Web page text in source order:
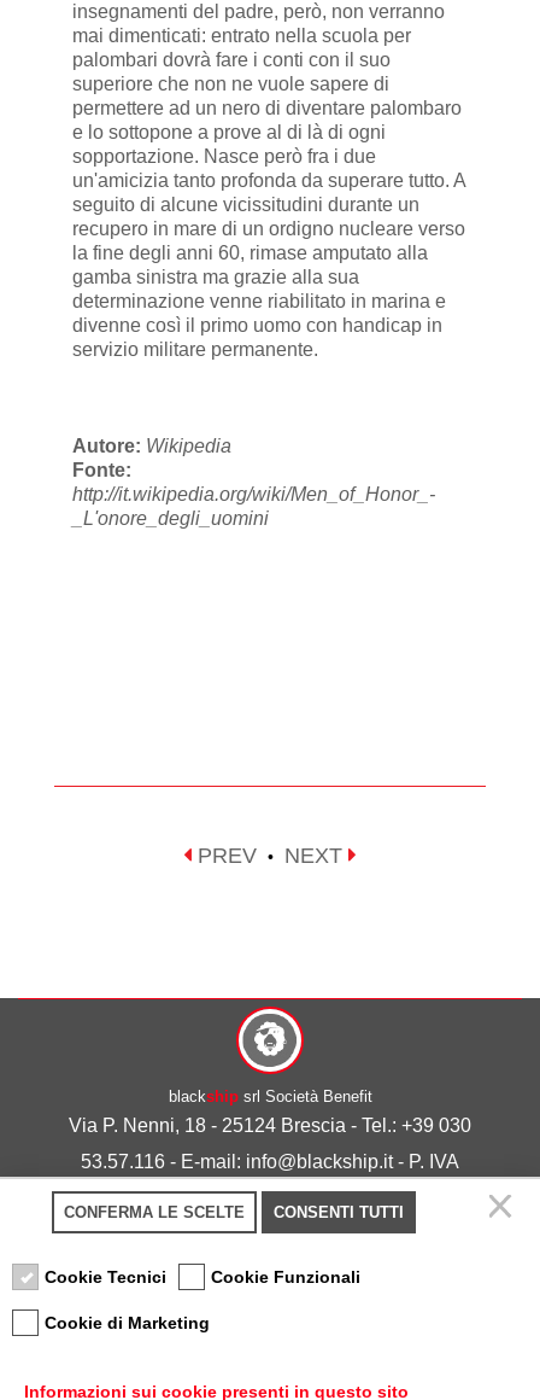
insegnamenti del padre, però, non verranno
mai dimenticati: entrato nella scuola per
palombari dovrà fare i conti con il suo
superiore che non ne vuole sapere di
permettere ad un nero di diventare palombaro
e lo sottopone a prove al di là di ogni
sopportazione. Nasce però fra i due
un'amicizia tanto profonda da superare tutto. A
seguito di alcune vicissitudini durante un
recupero in mare di un ordigno nucleare verso
la fine degli anni 60, rimase amputato alla
gamba sinistra ma grazie alla sua
determinazione venne riabilitato in marina e
divenne così il primo uomo con handicap in
servizio militare permanente.
Autore: Wikipedia
Fonte:
http://it.wikipedia.org/wiki/Men_of_Honor_-
_L'onore_degli_uomini
PREV • NEXT
blackshipsrl Società Benefit
Via P. Nenni, 18 - 25124 Brescia - Tel.: +39 030
53.57.116 - E-mail: info@blackship.it - P. IVA
03492980986
Privacy policy-Cookie policy
CONFERMA LE SCELTE CONSENTI TUTTI
Cookie Tecnici Cookie Funzionali
Cookie di Marketing
Informazioni sui cookie presenti in questo sito